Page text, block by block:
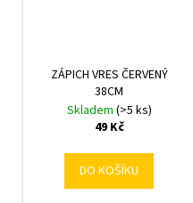
ZÁPICH VRES ČERVENÝ
38CM
Skladem (>5 ks)
49 Kč
DO KOŠÍKU